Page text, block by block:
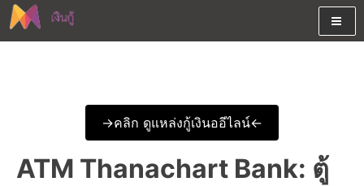
Skip
to
เงินด่วนรับสินเชื่อพร้อมบัตรกด
เงินสด และมีรีไฟแนนซ์ด้วย
->คลิก ดูแหล่งกู้เงินออีไลน์<-
ATM Thanachart Bank: ตู้